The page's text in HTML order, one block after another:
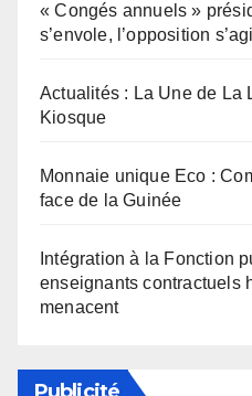
« Congés annuels »
s’envole, l’opposition
Actualités : La Une de La
Kiosque
Monnaie unique Eco :
face de la Guinée
Intégration à la Fonction
enseignants contractuels
menacent